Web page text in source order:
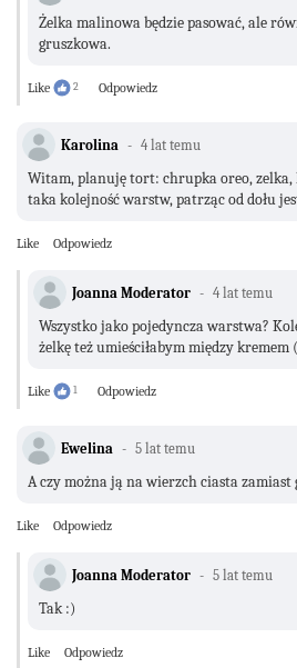
Żelka malinowa będzie pasować, ale
gruszkowa.
Like 2 Odpowiedz
Karolina 4 lat temu
Witam, planuję tort: chrupka oreo, zelka,
taka kolejność warstw, patrząc od dołu
Like Odpowiedz
Joanna Moderator 4 lat temu
Wszystko jako pojedyncza warstwa?
żelkę też umieściłabym między kremem
Like 1 Odpowiedz
Ewelina 5 lat temu
A czy można ją na wierzch ciasta zamiast
Like Odpowiedz
Joanna Moderator 5 lat temu
Tak :)
Like Odpowiedz